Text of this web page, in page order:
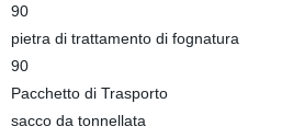
90
pietra di trattamento di fognatura
90
Pacchetto di Trasporto
sacco da tonnellata